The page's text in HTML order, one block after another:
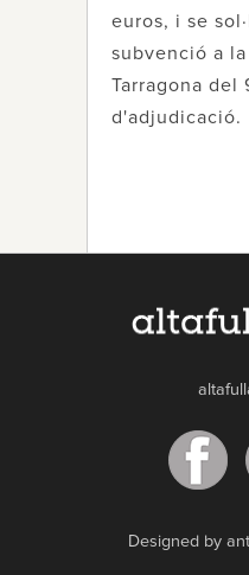
euros, i se
subvenció a
Tarragona del
d'adjudicació.
Designed by